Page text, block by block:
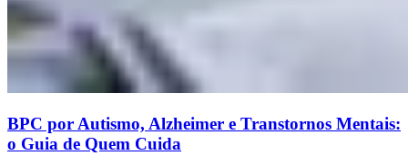
BPC por Autismo, Alzheimer e Transtornos Mentais:
o Guia de Quem Cuida